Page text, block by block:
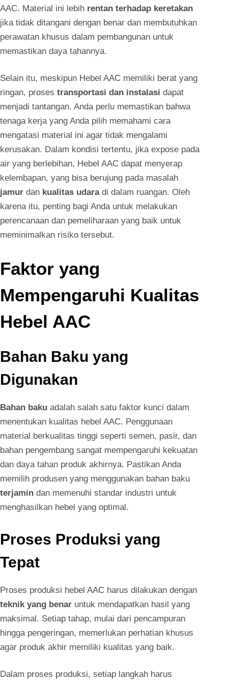
AAC. Material ini lebih rentan terhadap keretakan
jika tidak ditangani dengan benar dan membutuhkan
perawatan khusus dalam pembangunan untuk
memastikan daya tahannya.
Selain itu, meskipun Hebel AAC memiliki berat yang
ringan, proses transportasi dan instalasi dapat
menjadi tantangan. Anda perlu memastikan bahwa
tenaga kerja yang Anda pilih memahami cara
mengatasi material ini agar tidak mengalami
kerusakan. Dalam kondisi tertentu, jika expose pada
air yang berlebihan, Hebel AAC dapat menyerap
kelembapan, yang bisa berujung pada masalah
jamur dan kualitas udaradi dalam ruangan. Oleh
karena itu, penting bagi Anda untuk melakukan
perencanaan dan pemeliharaan yang baik untuk
meminimalkan risiko tersebut.
Faktor yang
Mempengaruhi Kualitas
Hebel AAC
Bahan Baku yang
Digunakan
Bahan baku adalah salah satu faktor kunci dalam
menentukan kualitas hebel AAC. Penggunaan
material berkualitas tinggi seperti semen, pasir, dan
bahan pengembang sangat mempengaruhi kekuatan
dan daya tahan produk akhirnya. Pastikan Anda
memilih produsen yang menggunakan bahan baku
terjamin dan memenuhi standar industri untuk
menghasilkan hebel yang optimal.
Proses Produksi yang
Tepat
Proses produksi hebel AAC harus dilakukan dengan
teknik yang benar untuk mendapatkan hasil yang
maksimal. Setiap tahap, mulai dari pencampuran
hingga pengeringan, memerlukan perhatian khusus
agar produk akhir memiliki kualitas yang baik.
Dalam proses produksi, setiap langkah harus